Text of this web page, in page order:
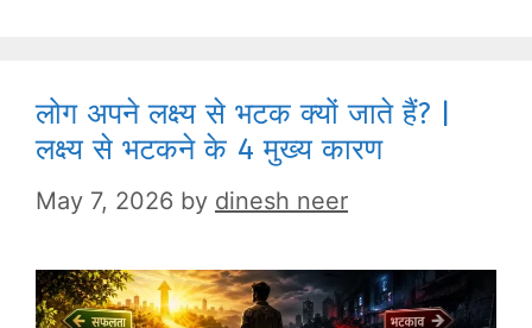
लोग अपने लक्ष्य से भटक क्यों जाते हैं? |
लक्ष्य से भटकने के 4 मुख्य कारण
May 7, 2026 by dinesh neer